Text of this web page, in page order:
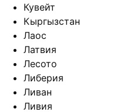
Кувейт
Кыргызстан
Лаос
Латвия
Лесото
Либерия
Ливан
Ливия